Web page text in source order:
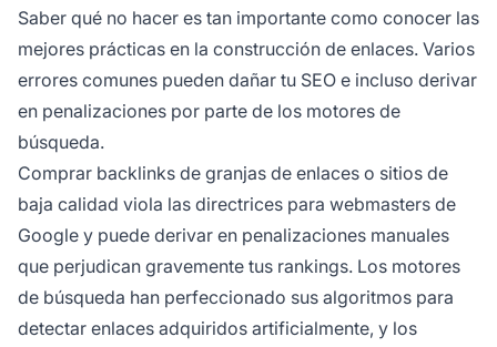
Saber qué no hacer es tan importante como conocer las
mejores prácticas en la construcción de enlaces. Varios
errores comunes pueden dañar tu SEO e incluso derivar
en penalizaciones por parte de los motores de
búsqueda.
Comprar backlinks de granjas de enlaces o sitios de
baja calidad viola las directrices para webmasters de
Google y puede derivar en penalizaciones manuales
que perjudican gravemente tus rankings. Los motores
de búsqueda han perfeccionado sus algoritmos para
detectar enlaces adquiridos artificialmente, y los